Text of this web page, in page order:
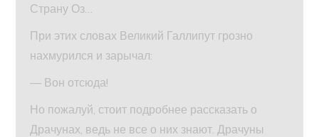
Страну Оз…
При этих словах Великий Галлипут грозно
нахмурился и зарычал:
— Вон отсюда!
Но пожалуй, стоит подробнее рассказать о
Драчунах, ведь не все о них знают. Драчуны